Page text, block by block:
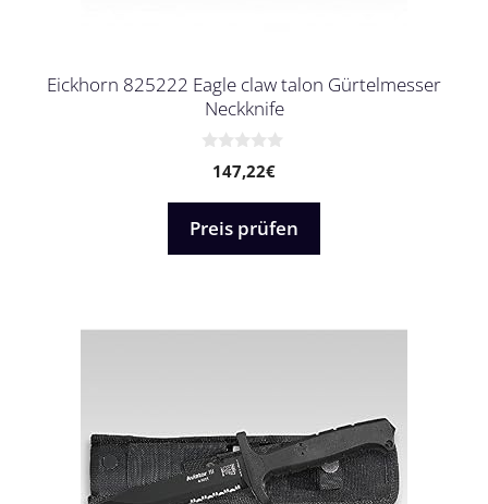
Eickhorn 825222 Eagle claw talon Gürtelmesser
Neckknife
n
5
147,22€
Preis prüfen